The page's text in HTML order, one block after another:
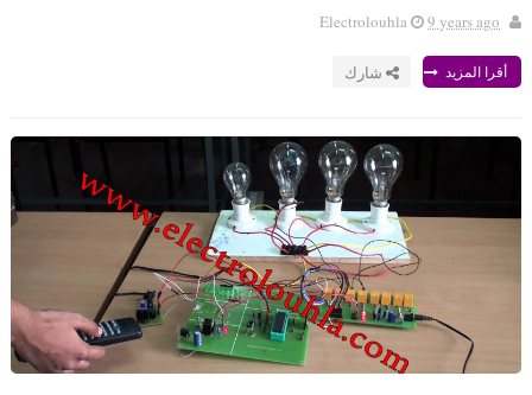
Electrolouhla 9 years ago
أقرا المزيد شارك